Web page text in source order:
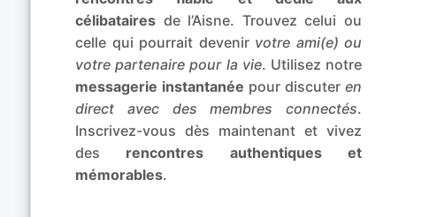
célibataires de l’Aisne. Trouvez celui ou
celle qui pourrait devenir votre ami(e) ou
votre partenaire pour la vie. Utilisez notre
messagerie instantanée pour discuter en
direct avec des membres connectés.
Inscrivez-vous dès maintenant et vivez
des rencontres authentiques et
mémorables.